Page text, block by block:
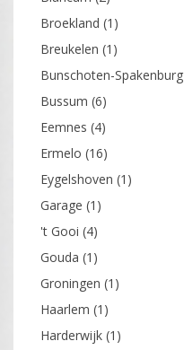
Broekland (1)
Breukelen (1)
Bunschoten-Spakenburg
Bussum (6)
Eemnes (4)
Ermelo (16)
Eygelshoven (1)
Garage (1)
't Gooi (4)
Gouda (1)
Groningen (1)
Haarlem (1)
Harderwijk (1)